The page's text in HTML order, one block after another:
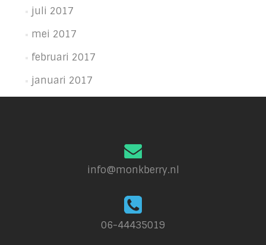
juli 2017
mei 2017
februari 2017
januari 2017
info@monkberry.nl
06-44435019